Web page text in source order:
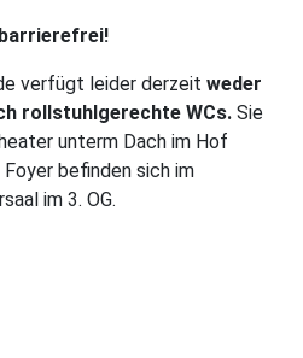
verfügt leider derzeit weder
rollstuhlgerechte WCs. Sie
unterm Dach im Hof
befinden sich im
im 3. OG.